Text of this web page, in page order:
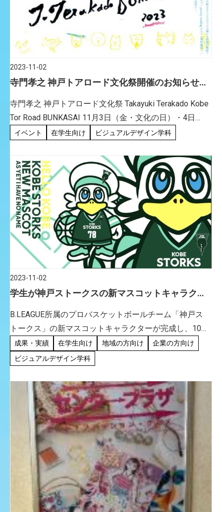
2023-11-02
寺門孝之 神戸トアロード文化祭開催のお知らせ
寺門孝之 神戸トアロード文化祭 Takayuki Terakado Kobe
Tor Road BUNKASAI 11月3日（金・文化の日）・4日
（土）・5日（日）・6日（月）の4日間、神戸トアロー
イベント 在学生向け ビジュアルデザイン学科
2023-11-02
学生が神戸ストークスの新マスコットキャラク
B.LEAGUE所属のプロバスケットボールチーム「神戸ス
トークス」の新マスコットキャラクターが完成し、10月
25日（水）ホームゲーム開幕戦にてお披露目されまし
た。 神戸ストークスは兵庫県西宮市から神戸市へ本拠地
成果・実績 在学生向け 地域の方向け
企業の方向け
ビジュアルデザイン学科